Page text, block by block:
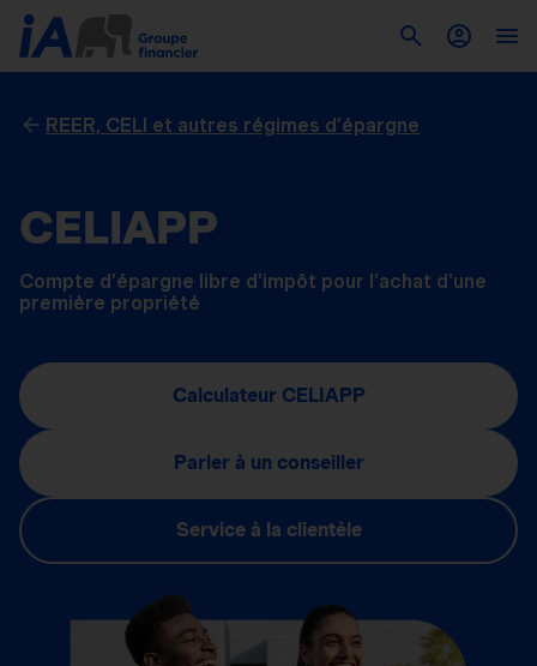
REER, CELI et autres régimes d’épargne
CELIAPP
Compte d'épargne libre d'impôt pour l'achat d'une
première propriété
Calculateur CELIAPP
Parler à un conseiller
Service à la clientèle